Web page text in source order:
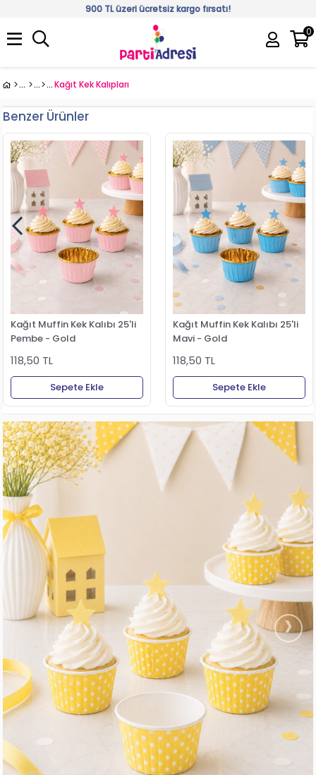
900 TL üzeri ücretsiz kargo fırsatı!
0
Üye Girişi
Kağıt Kek Kalıpları
Benzer Ürünler
Kağıt Muffin Kek Kalıbı 25'li
Pembe - Gold
118,50 TL
Sepete Ekle
Kağıt Muffin Kek Kalıbı 25'li
Mavi - Gold
118,50 TL
Sepete Ekle
›